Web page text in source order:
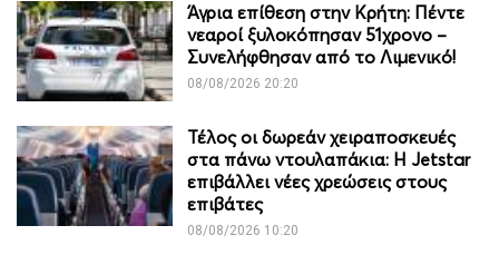
Άγρια επίθεση στην Κρήτη: Πέντε
νεαροί ξυλοκόπησαν 51χρονο –
Συνελήφθησαν από το Λιμενικό!
08/08/2026 20:20
Τέλος οι δωρεάν χειραποσκευές
στα πάνω ντουλαπάκια: Η Jetstar
επιβάλλει νέες χρεώσεις στους
επιβάτες
08/08/2026 10:20